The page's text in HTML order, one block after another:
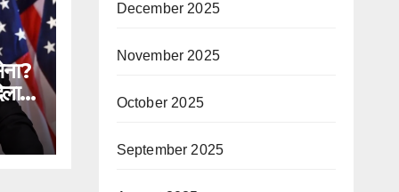
December 2025
November 2025
October 2025
September 2025